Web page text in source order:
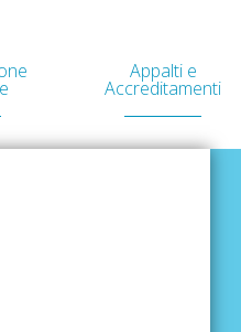
Appalti e
Accreditamenti